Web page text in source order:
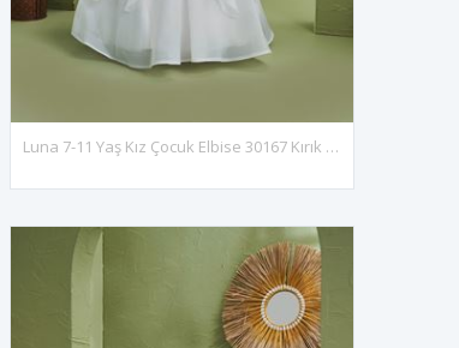
Luna 7-11 Yaş Kız Çocuk Elbise 30167 Kırık Beyaz